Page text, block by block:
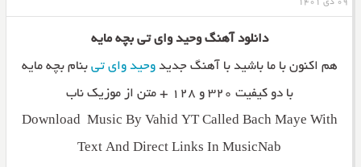
۰۹ دی ۱۴۰۱
دانلود آهنگ وحید وای تی بچه مایه
هم اکنون با ما باشید با آهنگ جدیدوحید وای تی بنام بچه مایه
با دو کیفیت ۳۲۰ و ۱۲۸ + متن از موزیک ناب
Download Music By Vahid YT Called Bach Maye With
Text And Direct Links In MusicNab